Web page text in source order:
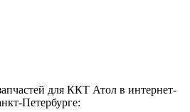
для ККТ Атол в интернет-
Петербурге: